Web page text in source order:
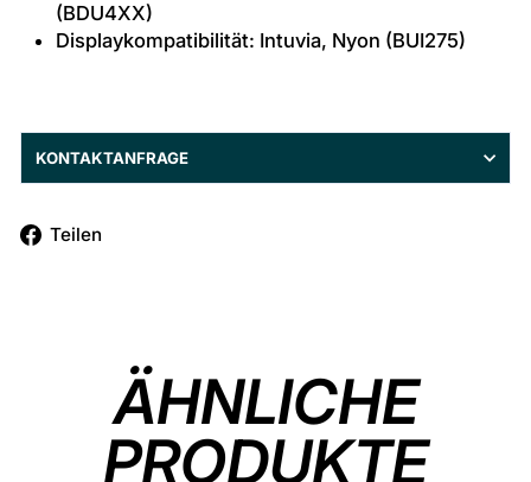
(BDU4XX)
Displaykompatibilität: Intuvia, Nyon (BUI275)
KONTAKTANFRAGE
Teilen
ÄHNLICHE
PRODUKTE